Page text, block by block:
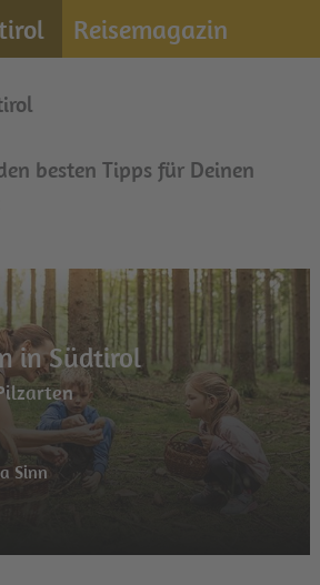
Reisemagazin
besten Tipps für Deinen
in Südtirol
Sinn